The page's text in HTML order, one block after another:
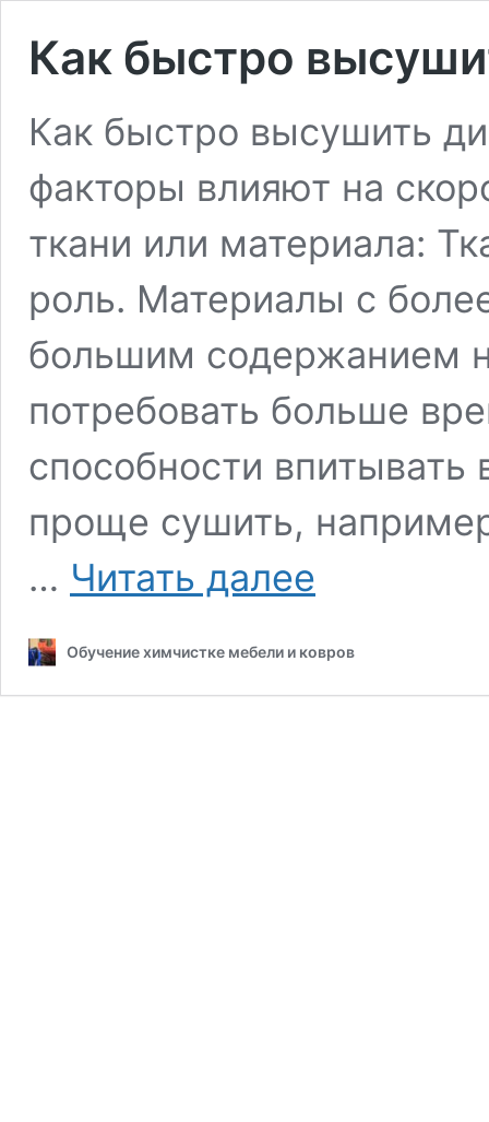
Как быстро
Как быстро высушить
факторы влияют на
ткани или материала:
роль. Материалы с
большим содержанием
потребовать больше
способности
проще сушить,
… Читать далее
или
Обучение химчистке мебели и ковров